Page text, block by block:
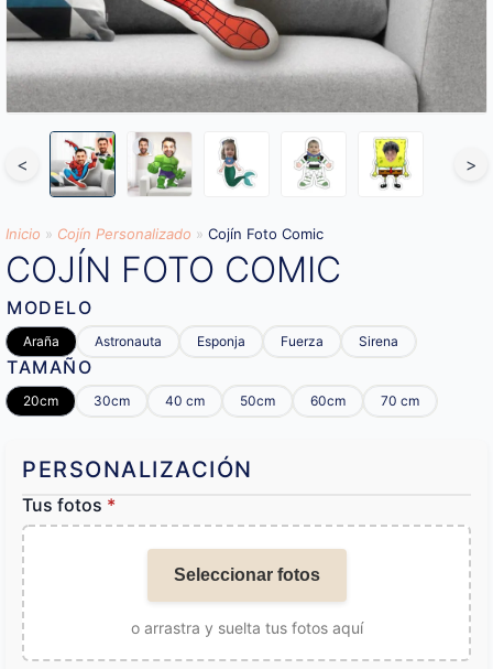
< >
Inicio » Cojín Personalizado » Cojín Foto Comic
COJÍN FOTO COMIC
MODELO
Araña Astronauta Esponja Fuerza Sirena
TAMAÑO
20cm 30cm 40 cm 50cm 60cm 70 cm
PERSONALIZACIÓN
Tus fotos *
Seleccionar fotos
o arrastra y suelta tus fotos aquí